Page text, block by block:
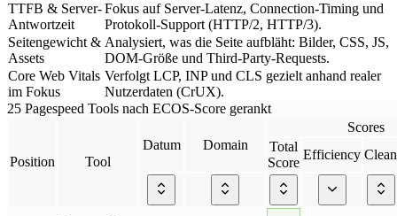
TTFB & Server-
Antwortzeit
Fokus auf Server-Latenz, Connection-Timing und
Protokoll-Support (HTTP/2, HTTP/3).
Seitengewicht &
Assets
Analysiert, was die Seite aufbläht: Bilder, CSS, JS,
DOM-Größe und Third-Party-Requests.
Core Web Vitals
im Fokus
Verfolgt LCP, INP und CLS gezielt anhand realer
Nutzerdaten (CrUX).
25 Pagespeed Tools nach ECOS-Score gerankt
Position Tool
Datum Domain
Scores
Total
Score
Efficiency Clean